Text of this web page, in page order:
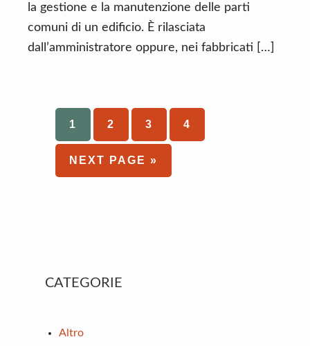
la gestione e la manutenzione delle parti
comuni di un edificio. È rilasciata
dall’amministratore oppure, nei fabbricati […]
PAGE
1 PAGE
2 PAGE
3 PAGE
4
GO
NEXT PAGE »
Primary
CATEGORIE
Altro